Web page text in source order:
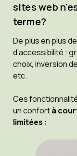
sites web
terme?
De plus en plus
d’accessibilité :
choix, inversion
etc.
Ces
un confortà
limitées :